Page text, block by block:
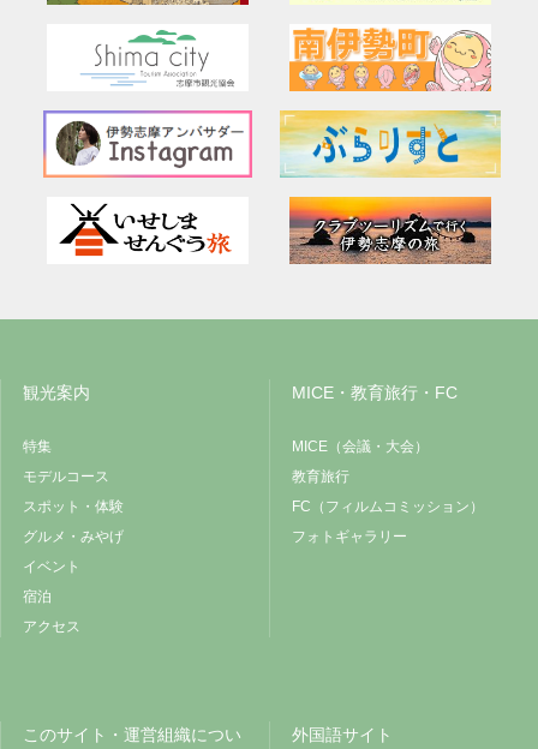
観光案内
特集
モデルコース
スポット・体験
グルメ・みやげ
イベント
宿泊
アクセス
MICE・教育旅行・FC
MICE（会議・大会）
教育旅行
FC（フィルムコミッション）
フォトギャラリー
このサイト・運営組織につい
外国語サイト